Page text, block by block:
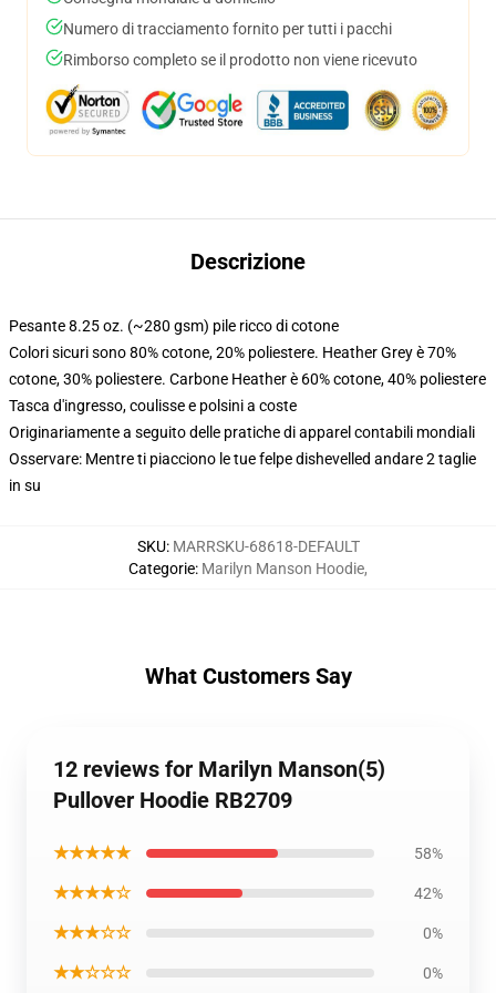
Numero di tracciamento fornito per tutti i pacchi
Rimborso completo se il prodotto non viene ricevuto
Descrizione
Pesante 8.25 oz. (~280 gsm) pile ricco di cotone
Colori sicuri sono 80% cotone, 20% poliestere. Heather Grey è 70%
cotone, 30% poliestere. Carbone Heather è 60% cotone, 40% poliestere
Tasca d'ingresso, coulisse e polsini a coste
Originariamente a seguito delle pratiche di apparel contabili mondiali
Osservare: Mentre ti piacciono le tue felpe dishevelled andare 2 taglie
in su
SKU: MARRSKU-68618-DEFAULT
Categorie: Marilyn Manson Hoodie,
What Customers Say
12 reviews for Marilyn Manson(5)
Pullover Hoodie RB2709
★★★★★ 58%
★★★★☆ 42%
★★★☆☆ 0%
★★☆☆☆ 0%